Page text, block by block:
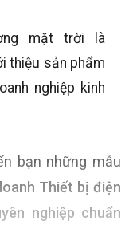
mặt trời là
thiệu sản phẩm
nghiệp kinh
bạn những mẫu
Thiết bị điện
nghiệp chuẩn